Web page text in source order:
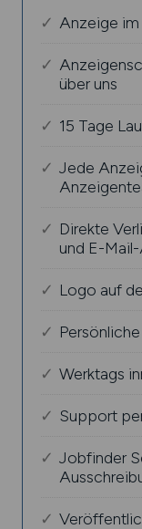
Anzeige
über uns
15 Tage
Jede
Direkte
und E-
Logo auf
Werktags
Support
Jobfinder